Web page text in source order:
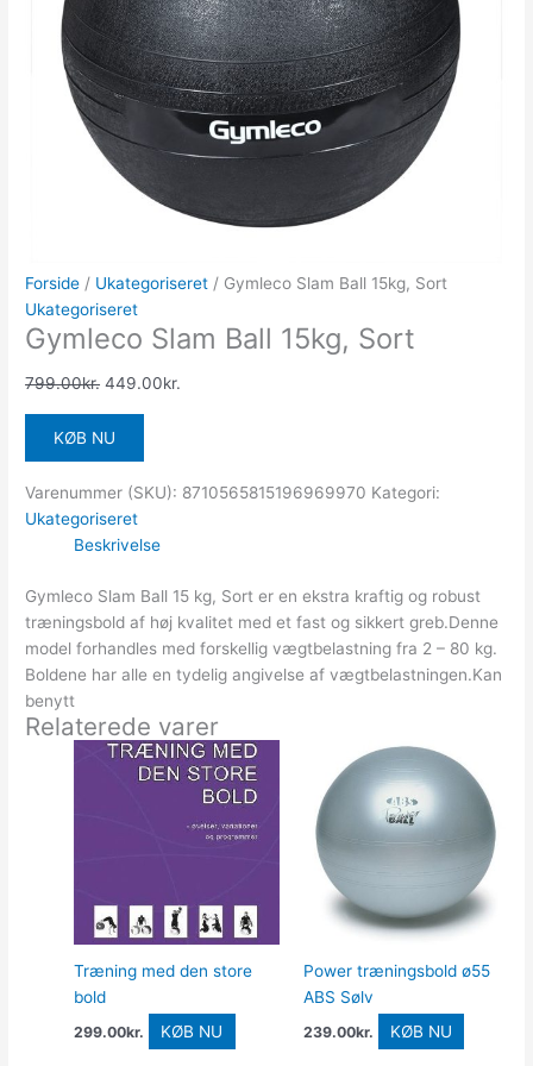
Forside / Ukategoriseret / Gymleco Slam Ball 15kg, Sort
Ukategoriseret
Gymleco Slam Ball 15kg, Sort
799.00kr. 449.00kr.
KØB NU
Varenummer (SKU): 8710565815196969970 Kategori:
Ukategoriseret
Beskrivelse
Gymleco Slam Ball 15 kg, Sort er en ekstra kraftig og robust
træningsbold af høj kvalitet med et fast og sikkert greb.Denne
model forhandles med forskellig vægtbelastning fra 2 – 80 kg.
Boldene har alle en tydelig angivelse af vægtbelastningen.Kan
benytt
Relaterede varer
Træning med den store
bold
299.00kr. KØB NU
Power træningsbold ø55
ABS Sølv
239.00kr. KØB NU